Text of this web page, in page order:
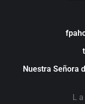
Nuestra Señora
L